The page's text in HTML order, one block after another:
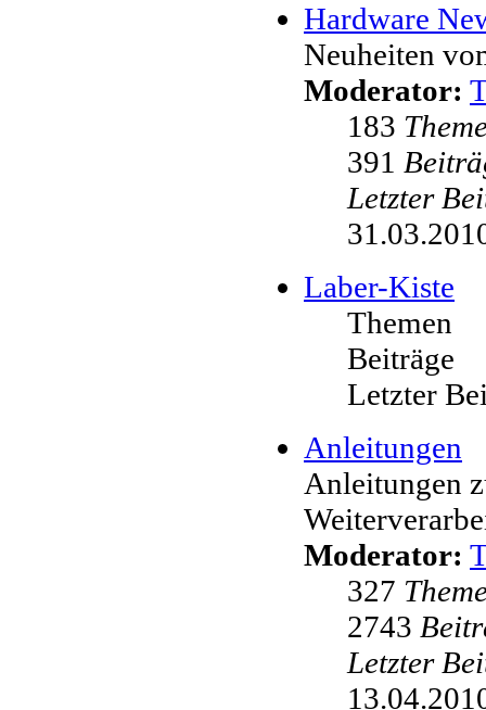
Hardware
Neuheiten
Moderator:
183
391
Letzter
Laber-Kiste
Themen
Beiträge
Letzter
Anleitungen
Anleitungen
Moderator:
327
2743
Letzter